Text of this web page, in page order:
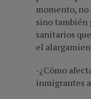
momento, no
sino también
sanitarios
el
-¿Cómo
inmigrantes